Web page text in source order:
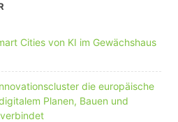
Cities von KI im Gewächshaus
die europäische
Planen, Bauen und